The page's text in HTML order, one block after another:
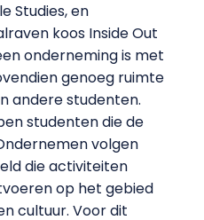
Studies, en
koos Inside Out
onderneming is met
genoeg ruimte
andere studenten.
studenten die de
volgen
die activiteiten
op het gebied
cultuur. Voor dit